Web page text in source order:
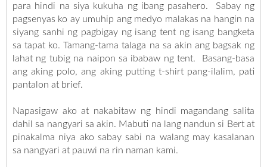
para hindi na siya kukuha ng ibang pasahero. Sabay ng
pagsenyas ko ay umuhip ang medyo malakas na hangin na
siyang sanhi ng pagbigay ng isang tent ng isang bangketa
sa tapat ko. Tamang-tama talaga na sa akin ang bagsak ng
lahat ng tubig na naipon sa ibabaw ng tent. Basang-basa
ang aking polo, ang aking putting t-shirt pang-ilalim, pati
pantalon at brief.
Napasigaw ako at nakabitaw ng hindi magandang salita
dahil sa nangyari sa akin. Mabuti na lang nandun si Bert at
pinakalma niya ako sabay sabi na walang may kasalanan
sa nangyari at pauwi na rin naman kami.